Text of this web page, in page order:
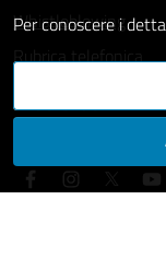
Whistleblowing
Rubrica telefonica
SEGUICI SU
Per conoscere i